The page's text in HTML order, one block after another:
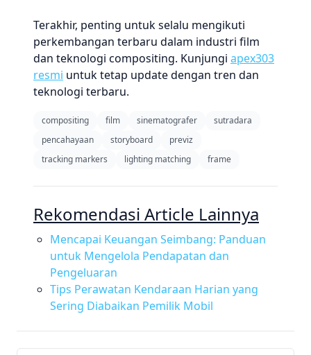
Terakhir, penting untuk selalu mengikuti
perkembangan terbaru dalam industri film
dan teknologi compositing. Kunjungi apex303
resmi untuk tetap update dengan tren dan
teknologi terbaru.
compositing film sinematografer
sutradara
pencahayaan
storyboard
previz
tracking markers
lighting matching frame
Rekomendasi Article Lainnya
Mencapai Keuangan Seimbang: Panduan
untuk Mengelola Pendapatan dan
Pengeluaran
Tips Perawatan Kendaraan Harian yang
Sering Diabaikan Pemilik Mobil